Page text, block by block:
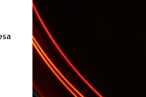
Wave , si bien ya son muchas las
dando vueltas, nunca estan de
Sobre Subtes y Algo Mas : La
fácil de conocer el Subte de la
Buenos Aires Sabias que en el
Buenos Aires hay murales de
renombre internacional?